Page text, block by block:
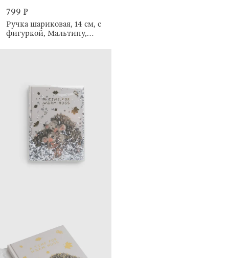
799 ₽
Ручка шариковая, 14 см, с
фигуркой, Мальтипу,